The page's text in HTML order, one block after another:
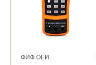
ФИФ ОЕИ: